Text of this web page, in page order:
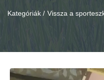
Kategóriák / Vissza a